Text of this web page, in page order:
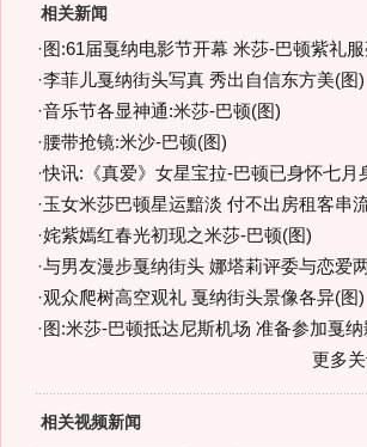
相关新闻
· 图:61届戛纳电影节开幕 米莎-巴顿紫礼服
·李菲儿戛纳街头写真 秀出自信东方美(图)
·音乐节各显神通:米莎-巴顿(图)
·腰带抢镜:米沙-巴顿(图)
·快讯:《真爱》女星宝拉-巴顿已身怀七月
·玉女米莎巴顿星运黯淡 付不出房租客串
·姹紫嫣红春光初现之米莎-巴顿(图)
·与男友漫步戛纳街头 娜塔莉评委与恋爱
·观众爬树高空观礼 戛纳街头景像各异(图)
· 图:米莎-巴顿抵达尼斯机场 准备参加戛纳
更多
相关视频新闻